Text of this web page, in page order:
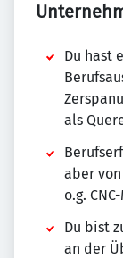
Du hast
als
aber
o.g.
Du bist
an der